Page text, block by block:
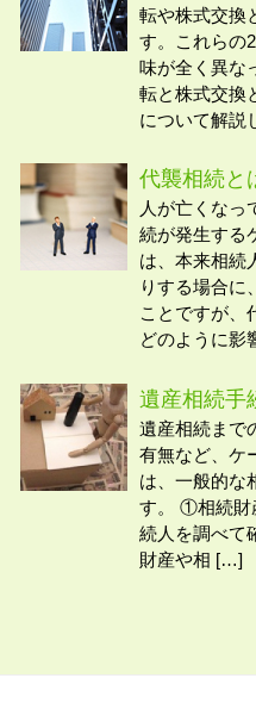
転や株式交換
す。これらの
味が全く異な
転と株式交換
について解
代襲相続と
人が亡くなっ
続が発生する
は、本来相続
りする場合に
ことですが、
どのように
遺産相続手
遺産相続まで
有無など、ケ
は、一般的な
す。 ①相続財
続人を調べて
財産や相 […]